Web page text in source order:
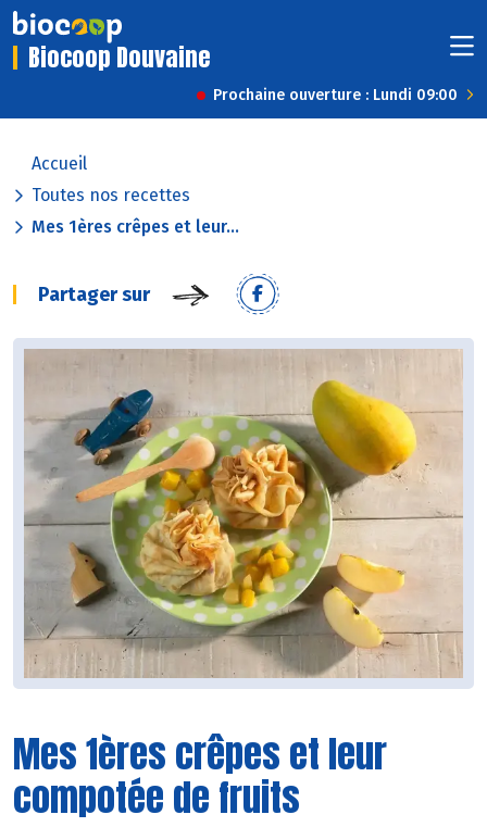
Biocoop Douvaine
Prochaine ouverture : Lundi 09:00
Accueil
Toutes nos recettes
Mes 1ères crêpes et leur...
Partager sur
Mes 1ères crêpes et leur
compotée de fruits